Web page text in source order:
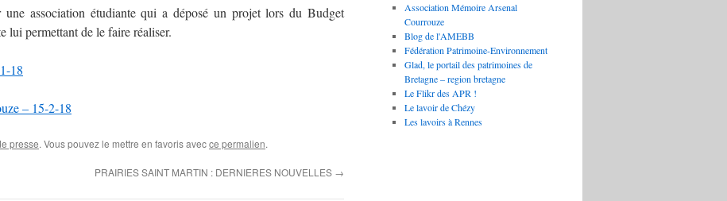
association étudiante qui a déposé un projet lors du Budget
lui permettant de le faire réaliser.
18
– 15-2-18
presse. Vous pouvez le mettre en favoris avecce permalien.
PRAIRIES SAINT MARTIN : DERNIERES NOUVELLES →
Association Mémoire Arsenal
Courrouze
Blog de l'AMEBB
Fédération Patrimoine-Environnement
Glad, le portail des patrimoines de
Bretagne – region bretagne
Le Flikr des APR !
Le lavoir de Chézy
Les lavoirs à Rennes